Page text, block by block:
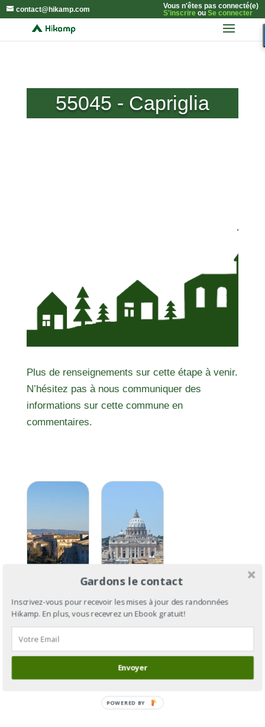
contact@hikamp.com
Vous n'êtes pas connecté(e)
S'inscrireou Se connecter
55045 - Capriglia
Plus de renseignements sur cette étape à venir.
N’hésitez pas à nous communiquer des
informations sur cette commune en
commentaires.
Francigena
Section 14
à Sienne
Via
Francigena
: de
Gardons le contact
Inscrivez-vous pour recevoir les mises à jour des randonnées
Hikamp. En plus, vous recevrez un Ebook gratuit!
Envoyer
POWERED BY